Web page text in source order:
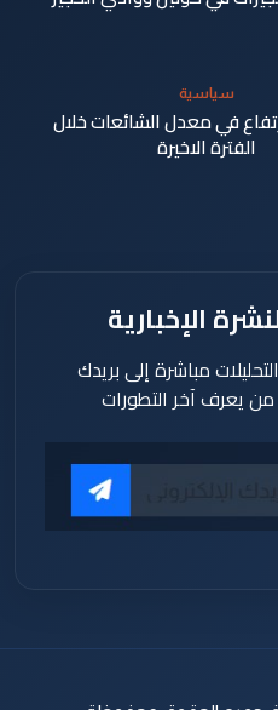
سياسية
في معدل الشائعات خلال
الفترة الاخيرة
الإخبارية
مباشرة إلى بريدك
يعرف آخر التطورات